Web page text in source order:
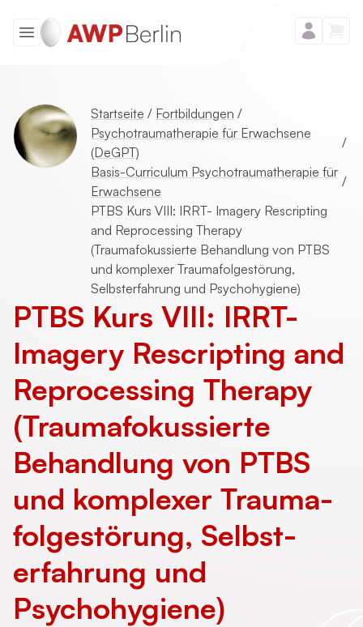
Startseite / Fortbildungen /
Psychotraumatherapie für Erwachsene
(DeGPT)
/
Basis-Curriculum Psychotraumatherapie für
Erwachsene
/
PTBS Kurs VIII: IRRT- Imagery Rescripting
and Reprocessing Therapy
(Traumafokussierte Behandlung von PTBS
und komplexer Traumafolgestörung,
Selbsterfahrung und Psychohygiene)
PTBS Kurs VIII: IRRT-
Imagery Rescripting and
Reprocessing Therapy
(Trauma­fokussierte
Behandlung von PTBS
und komplexer Trauma­
folge­störung, Selbst­
erfahrung und
Psychohygiene)